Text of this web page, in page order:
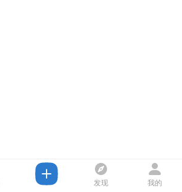
发现 我的